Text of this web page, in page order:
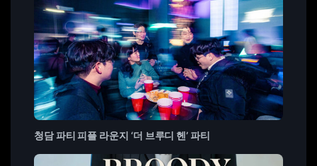
청담 파티 피플 라운지 ‘더 브루디 헨’ 파티